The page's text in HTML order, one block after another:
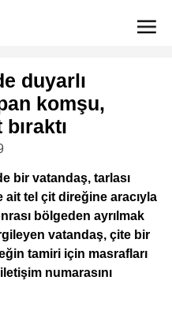
duyarlı
komşu,
bir vatandaş, tarlası
ait tel çit direğine aracıyla
bölgeden ayrılmak
vatandaş, çite bir
tamiri için masrafları
numarasını